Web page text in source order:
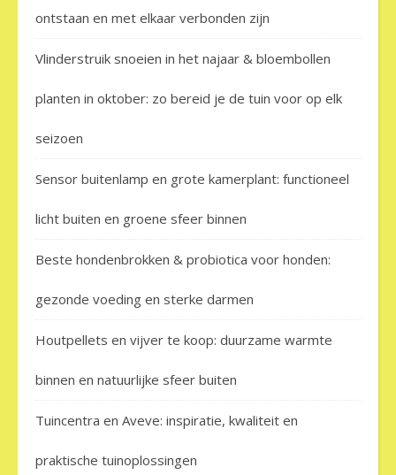
ontstaan en met elkaar verbonden zijn
Vlinderstruik snoeien in het najaar & bloembollen
planten in oktober: zo bereid je de tuin voor op elk
seizoen
Sensor buitenlamp en grote kamerplant: functioneel
licht buiten en groene sfeer binnen
Beste hondenbrokken & probiotica voor honden:
gezonde voeding en sterke darmen
Houtpellets en vijver te koop: duurzame warmte
binnen en natuurlijke sfeer buiten
Tuincentra en Aveve: inspiratie, kwaliteit en
praktische tuinoplossingen